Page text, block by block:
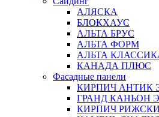
АЛЯСКА
БЛОКХАУС
АЛЬТА БРУС
АЛЬТА ФОРМ
АЛЬТА
КАНАДА ПЛЮС
Фасадные панели
КИРПИЧ АНТИК
ГРАНД КАНЬОН
КИРПИЧ